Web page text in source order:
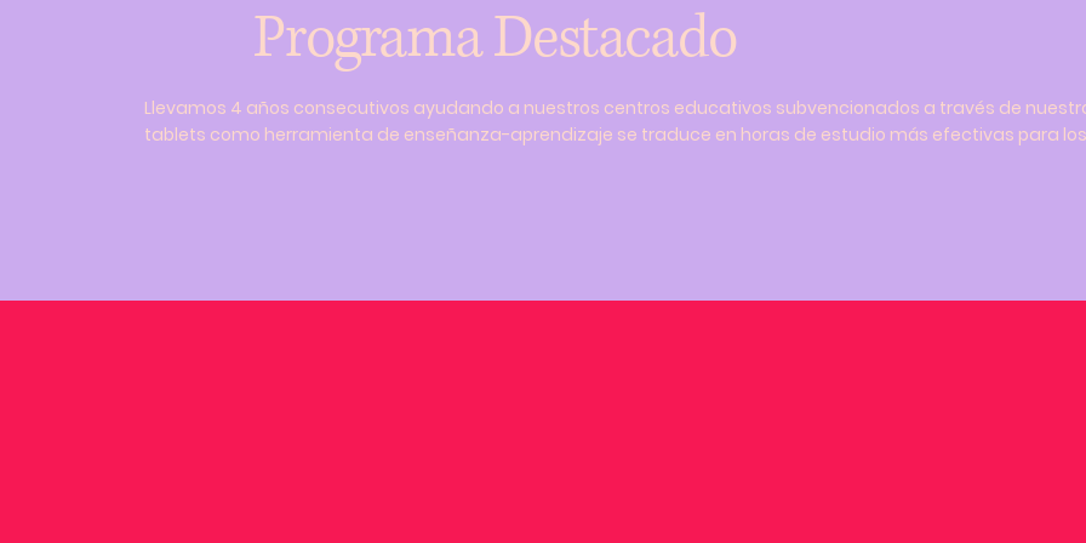
Programa Destacado
Llevamos 4 años consecutivos ayudando a nuestros centros educativos subvencionados a través de
tablets como herramienta de enseñanza-aprendizaje se traduce en horas de estudio más efectivas para